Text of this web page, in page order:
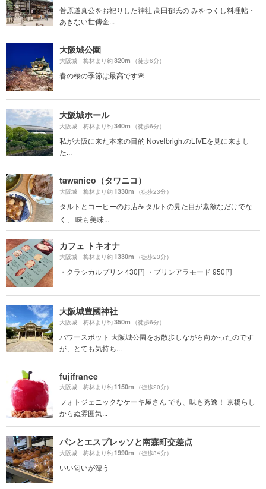
菅原道真公をお祀りした神社 高田郁氏の みをつくし料理帖・
あきない世傳金...
大阪城公園
大阪城 梅林より約320m （徒歩6分）
春の桜の季節は最高です🌸
大阪城ホール
大阪城 梅林より約340m （徒歩6分）
私が大阪に来た本来の目的 NovelbrightのLIVEを見に来まし
た...
tawanico（タワニコ）
大阪城 梅林より約1330m （徒歩23分）
タルトとコーヒーのお店☕️ タルトの見た目が素敵なだけでな
く、 味も美味...
カフェ トキオナ
大阪城 梅林より約1330m （徒歩23分）
・クラシカルプリン 430円 ・プリンアラモード 950円
大阪城豊國神社
大阪城 梅林より約350m （徒歩6分）
パワースポット 大阪城公園をお散歩しながら向かったのです
が、とても気持ち...
fujifrance
大阪城 梅林より約1150m （徒歩20分）
フォトジェニックなケーキ屋さん でも、味も秀逸！ 京橋らし
からぬ雰囲気...
パンとエスプレッソと南森町交差点
大阪城 梅林より約1990m （徒歩34分）
いい匂いが漂う